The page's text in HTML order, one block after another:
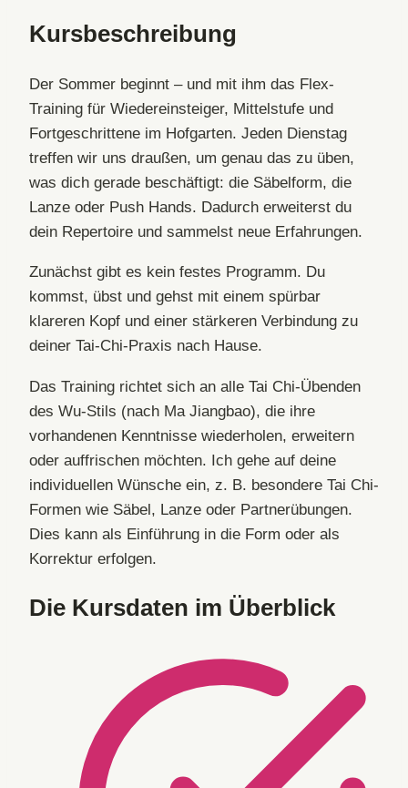
Kursbeschreibung
Der Sommer beginnt – und mit ihm das Flex-
Training für Wiedereinsteiger, Mittelstufe und
Fortgeschrittene im Hofgarten. Jeden Dienstag
treffen wir uns draußen, um genau das zu üben,
was dich gerade beschäftigt: die Säbelform, die
Lanze oder Push Hands. Dadurch erweiterst du
dein Repertoire und sammelst neue Erfahrungen.
Zunächst gibt es kein festes Programm. Du
kommst, übst und gehst mit einem spürbar
klareren Kopf und einer stärkeren Verbindung zu
deiner Tai-Chi-Praxis nach Hause.
Das Training richtet sich an alle Tai Chi-Übenden
des Wu-Stils (nach Ma Jiangbao), die ihre
vorhandenen Kenntnisse wiederholen, erweitern
oder auffrischen möchten. Ich gehe auf deine
individuellen Wünsche ein, z. B. besondere Tai Chi-
Formen wie Säbel, Lanze oder Partnerübungen.
Dies kann als Einführung in die Form oder als
Korrektur erfolgen.
Die Kursdaten im Überblick